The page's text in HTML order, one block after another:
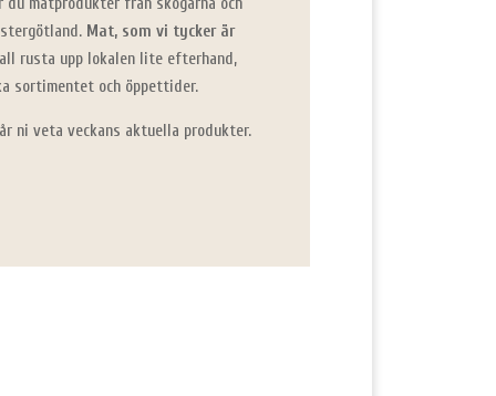
Mat, som vi tycker är
rusta upp lokalen lite efterhand,
sortimentet och öppettider.
ni veta veckans aktuella produkter.